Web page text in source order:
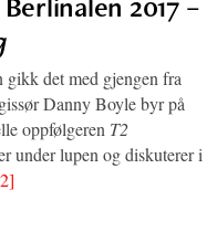
det med gjengen fra
Danny Boyle byr på
oppfølgeren T2
under lupen og diskuterer i